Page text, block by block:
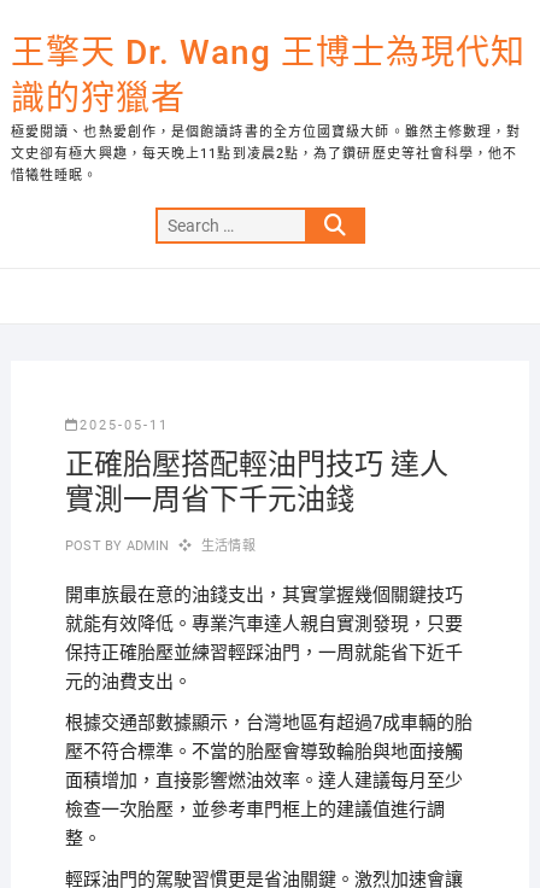
to
content
王擎天 Dr. Wang 王博士為現代知
識的狩獵者
極愛閱讀、也熱愛創作，是個飽讀詩書的全方位國寶級大師。雖然主修數理，對
文史卻有極大興趣，每天晚上11點到凌晨2點，為了鑽研歷史等社會科學，他不
惜犧牲睡眠。
Search
…
2025-05-11
正確胎壓搭配輕油門技巧 達人
實測一周省下千元油錢
POST BY ADMIN 生活情報
開車族最在意的油錢支出，其實掌握幾個關鍵技巧
就能有效降低。專業汽車達人親自實測發現，只要
保持正確胎壓並練習輕踩油門，一周就能省下近千
元的油費支出。
根據交通部數據顯示，台灣地區有超過7成車輛的胎
壓不符合標準。不當的胎壓會導致輪胎與地面接觸
面積增加，直接影響燃油效率。達人建議每月至少
檢查一次胎壓，並參考車門框上的建議值進行調
整。
輕踩油門的駕駛習慣更是省油關鍵。激烈加速會讓